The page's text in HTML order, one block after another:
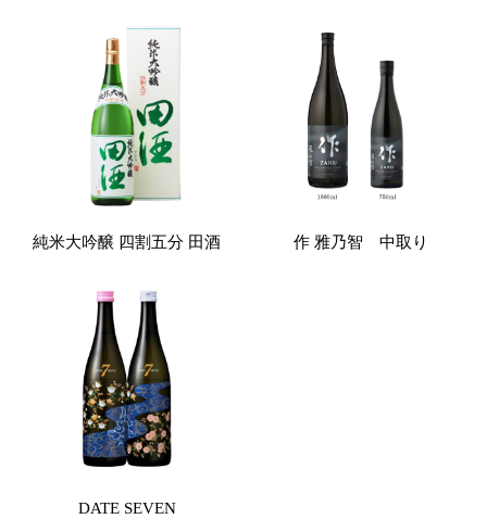
純米大吟醸 四割五分 田酒 作 雅乃智 中取り
DATE SEVEN